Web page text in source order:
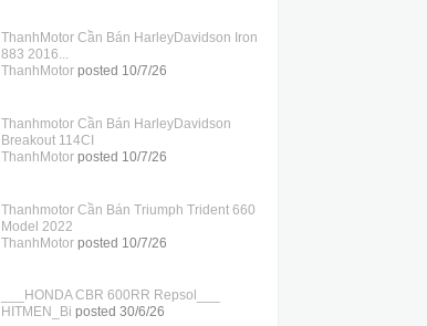
ThanhMotor Cần Bán HarleyDavidson Iron
883 2016...
ThanhMotorposted 10/7/26
Thanhmotor Cần Bán HarleyDavidson
Breakout 114CI
ThanhMotorposted 10/7/26
Thanhmotor Cần Bán Triumph Trident 660
Model 2022
ThanhMotorposted 10/7/26
___HONDA CBR 600RR Repsol___
HITMEN_Bi posted 30/6/26